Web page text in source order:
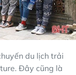
du lịch trải
Đây cũng là